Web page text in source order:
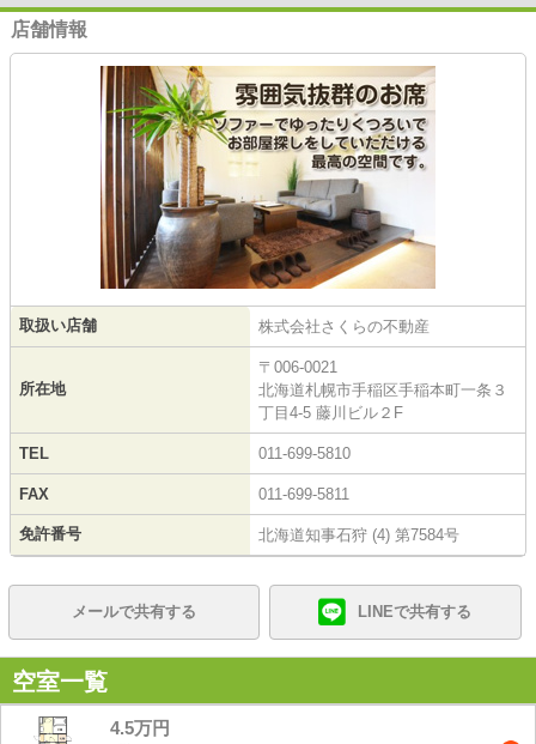
店舗情報
取扱い店舗 株式会社さくらの不動産
所在地
〒006-0021
北海道札幌市手稲区手稲本町一条３
丁目4-5 藤川ビル２F
TEL 011-699-5810
FAX 011-699-5811
免許番号 北海道知事石狩 (4) 第7584号
メールで共有する LINEで共有する
空室一覧
4.5万円